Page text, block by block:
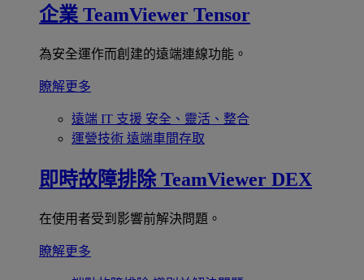
企業 TeamViewer Tensor
為安全運作而創建的遠端連線功能。
瞭解更多
遠端 IT 支援 安全、靈活、整合
運營技術 遠端車間存取
即時故障排除 TeamViewer DEX
在使用者受到影響前解決問題。
瞭解更多